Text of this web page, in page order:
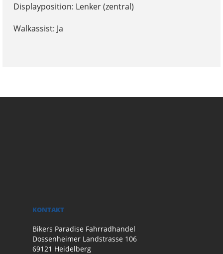
Displayposition: Lenker (zentral)
Walkassist: Ja
KONTAKT
Bikers Paradise Fahrradhandel
Dossenheimer Landstrasse 106
69121 Heidelberg